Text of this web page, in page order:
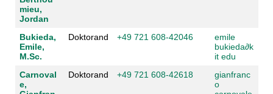
mieu,
Jordan
Bukieda,
Emile,
M.Sc.
Doktorand +49 721 608-42046
emile
bukieda∂k
it edu
Carnoval
e,
Doktorand +49 721 608-42618
gianfranc
o